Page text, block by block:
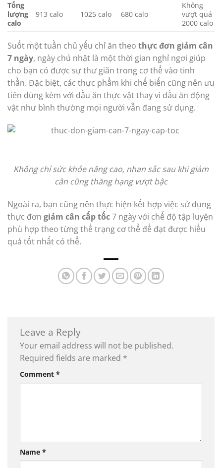
Tổng
lượng
calo
913 calo 1025 calo 680 calo
Không
vượt quá
2000 calo
Suốt một tuần chủ yếu chỉ ăn theo thực đơn giảm cân
7 ngày, ngày chủ nhật là một thời gian nghỉ ngơi giúp
cho bạn có được sự thư giãn trong cơ thể vào tinh
thần. Đặc biệt, các thực phẩm khi chế biến cũng nên ưu
tiên dùng kèm với dầu ăn thực vật thay vì dầu ăn động
vật như bình thường mọi người vẫn đang sử dụng.
Không chỉ sức khỏe nâng cao, nhan sắc sau khi giảm
cân cũng thăng hạng vượt bậc
Ngoài ra, bạn cũng nên thực hiện kết hợp việc sử dụng
thực đơn giảm cân cấp tốc7 ngày với chế độ tập luyện
phù hợp theo từng thể trạng cơ thể để đạt được hiểu
quả tốt nhất có thể.
Leave a Reply
Your email address will not be published.
Required fields are marked *
Comment *
Name *